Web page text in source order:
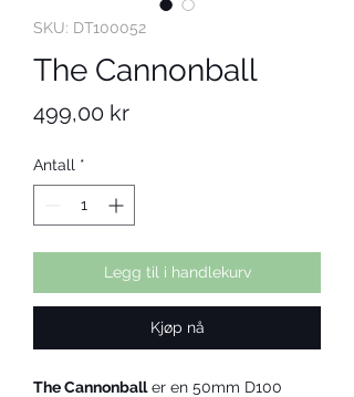
SKU: DT100052
The Cannonball
499,00 krPris
Antall *
Legg til i handlekurv
Kjøp nå
The Cannonball er en 50mm D100